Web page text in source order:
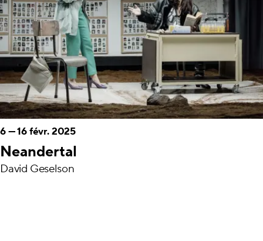
Neandertal
6—16 févr. 2025
David Geselson